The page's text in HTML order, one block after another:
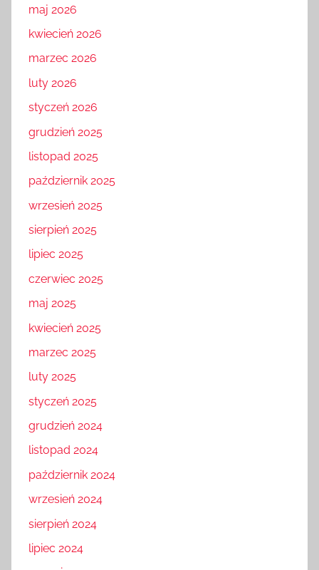
maj 2026
kwiecień 2026
marzec 2026
luty 2026
styczeń 2026
grudzień 2025
listopad 2025
październik 2025
wrzesień 2025
sierpień 2025
lipiec 2025
czerwiec 2025
maj 2025
kwiecień 2025
marzec 2025
luty 2025
styczeń 2025
grudzień 2024
listopad 2024
październik 2024
wrzesień 2024
sierpień 2024
lipiec 2024